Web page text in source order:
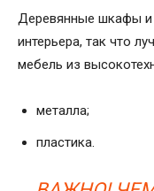
Деревянные шкафы и
интерьера, так что
мебель из
металла;
пластика.